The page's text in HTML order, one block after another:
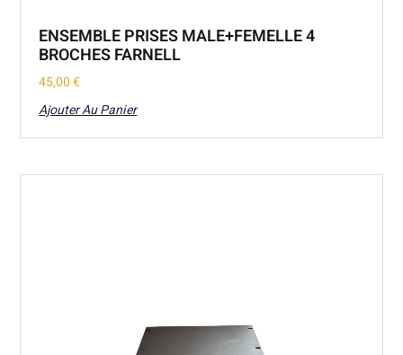
ENSEMBLE PRISES MALE+FEMELLE 4
BROCHES FARNELL
45,00€
Ajouter Au Panier